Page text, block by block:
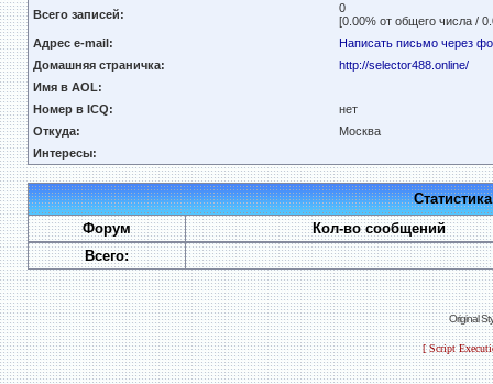
Всего записей:
0
[0.00% от общего числа /
Адрес e-mail:
Написать письмо через
Домашняя страничка:
http://selector488.online/
Имя в AOL:
Номер в ICQ:
нет
Откуда:
Москва
Интересы:
Форум
Кол-во сообщений
Всего:
Original
[ Script